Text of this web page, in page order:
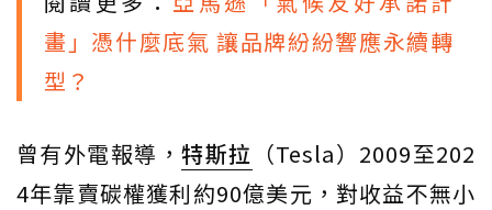
畫」憑什麼底氣 讓品牌紛紛響應永續轉
型？
曾有外電報導，特斯拉 （Tesla）2009至202
4年靠賣碳權獲利約90億美元，對收益不無小